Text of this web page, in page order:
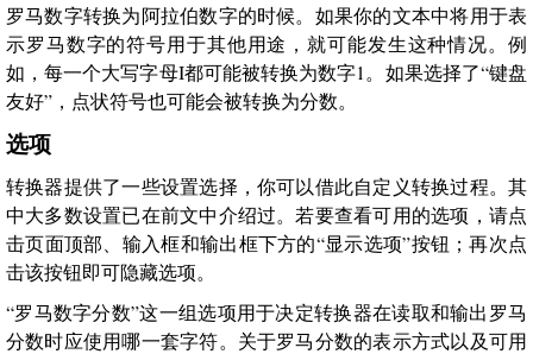
罗马数字转换为阿拉伯数字的时候。如果你的文本中将用于表
示罗马数字的符号用于其他用途，就可能发生这种情况。例
如，每一个大写字母I都可能被转换为数字1。如果选择了“键盘
友好”，点状符号也可能会被转换为分数。
选项
转换器提供了一些设置选择，你可以借此自定义转换过程。其
中大多数设置已在前文中介绍过。若要查看可用的选项，请点
击页面顶部、输入框和输出框下方的“显示选项”按钮；再次点
击该按钮即可隐藏选项。
“罗马数字分数”这一组选项用于决定转换器在读取和输出罗马
分数时应使用哪一套字符。关于罗马分数的表示方式以及可用